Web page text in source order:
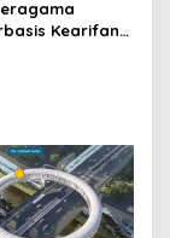
Kearifan